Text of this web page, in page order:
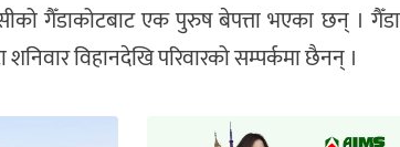
गैँडाकोटबाट एक पुरुष बेपत्ता भएका छन् ।
शनिवार विहानदेखि परिवारको सम्पर्कमा छैनन् ।